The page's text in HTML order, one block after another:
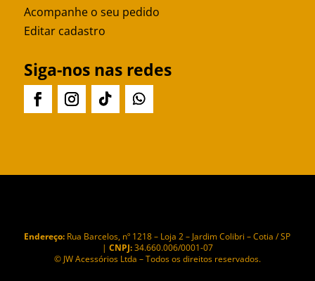
Acompanhe o seu pedido
Editar cadastro
Siga-nos nas redes
Endereço: Rua Barcelos, nº 1218 – Loja 2 – Jardim Colibri – Cotia / SP
| CNPJ:34.660.006/0001-07
© JW Acessórios Ltda – Todos os direitos reservados.